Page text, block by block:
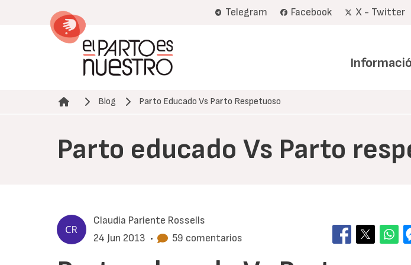
Telegram Facebook X - Twitter
Ruta de navegación
Blog Parto Educado Vs Parto Respetuoso
Parto educado Vs Parto
Claudia Pariente Rossells
24 Jun 2013 • 59 comentarios